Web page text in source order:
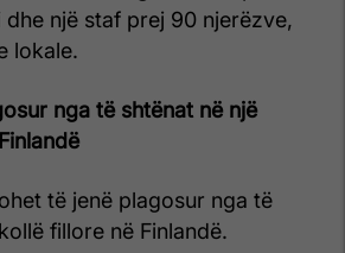
dhe një staf prej 90 njerëzve,
lokale.
nga të shtënat në një
të jenë plagosur nga të
fillore në Finlandë.